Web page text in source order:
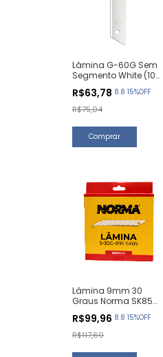
Lâmina G-60G Sem
Segmento White (10
R$63,78 8.8 15%OFF
R$75,04
Lâmina 9mm 30
Graus Norma SK85
R$99,96 8.8 15%OFF
R$117,60